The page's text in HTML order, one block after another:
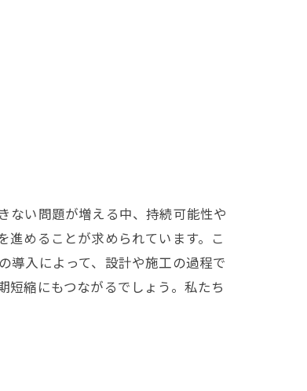
ない問題が増える中、持続可能性や
めることが求められています。こ
導入によって、設計や施工の過程で
縮にもつながるでしょう。私たち